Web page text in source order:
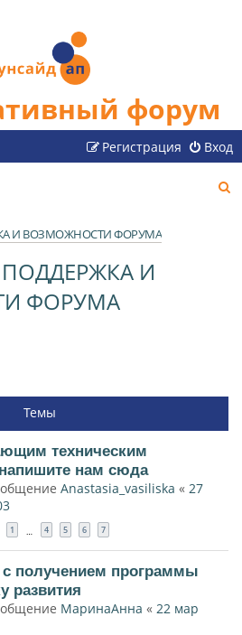
форум
Вход
Регистрация
И ВОЗМОЖНОСТИ ФОРУМА
И
ФОРУМА
Темы
техническим
нам сюда
Anastasia_vasiliska « 27
1 … 4 5 6 7
получением программы
развития
МаринаАнна « 22 мар